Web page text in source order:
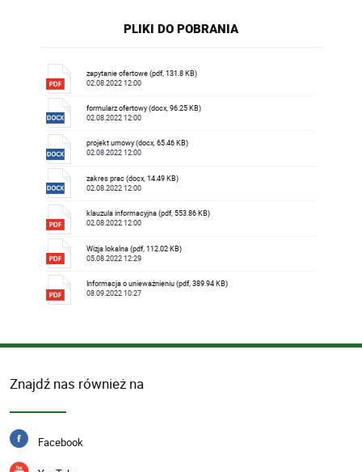
PLIKI DO POBRANIA
zapytanie ofertowe (pdf, 131.8 KB)
02.08.2022 12:00
formularz ofertowy (docx, 96.25 KB)
02.08.2022 12:00
projekt umowy (docx, 65.46 KB)
02.08.2022 12:00
zakres prac (docx, 14.49 KB)
02.08.2022 12:00
klauzula informacyjna (pdf, 553.86 KB)
02.08.2022 12:00
Wizja lokalna (pdf, 112.02 KB)
05.08.2022 12:29
Informacja o unieważnieniu (pdf, 389.94 KB)
08.09.2022 10:27
Znajdź nas również na
Facebook